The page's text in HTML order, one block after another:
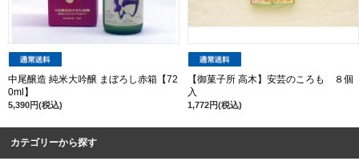
中尾醸造 純米大吟醸 まぼろし赤箱【72
0ml】
5,390円(税込)
【御菓子所 高木】安芸のころも ８個
入
1,772円(税込)
カテゴリーから探す